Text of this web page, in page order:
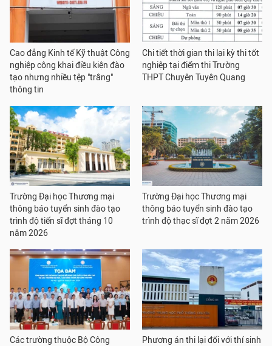
Cao đẳng Kinh tế Kỹ thuật Công
nghiệp công khai điều kiện đào
tạo nhưng nhiều tệp "trắng"
thông tin
Chi tiết thời gian thi lại kỳ thi tốt
nghiệp tại điểm thi Trường
THPT Chuyên Tuyên Quang
Trường Đại học Thương mại
thông báo tuyển sinh đào tạo
trình độ tiến sĩ đợt tháng 10
năm 2026
Trường Đại học Thương mại
thông báo tuyển sinh đào tạo
trình độ thạc sĩ đợt 2 năm 2026
Các trường thuộc Bộ Công
Phương án thi lại đối với thí sinh